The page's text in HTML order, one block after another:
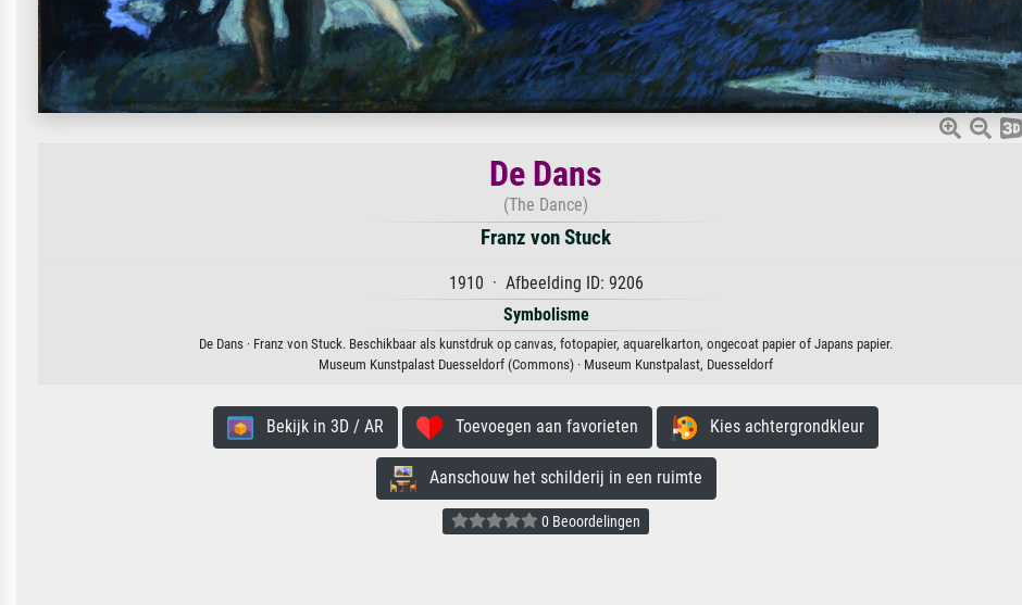
De Dans
(The Dance)
Franz von Stuck
1910 · Afbeelding ID: 9206
Symbolisme
De Dans · Franz von Stuck. Beschikbaar als kunstdruk op canvas, fotopapier, aquarelkarton, ongecoat papier of Japans papier.
Museum Kunstpalast Duesseldorf (Commons) · Museum Kunstpalast, Duesseldorf
Bekijk in 3D / AR Toevoegen aan favorieten Kies achtergrondkleur
Aanschouw het schilderij in een ruimte
0 Beoordelingen